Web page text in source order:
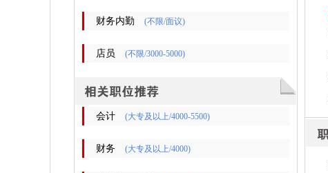
财务内勤 (不限/面议)
店员 (不限/3000-5000)
会计 (大专及以上/4000-5500)
财务 (大专及以上/4000)